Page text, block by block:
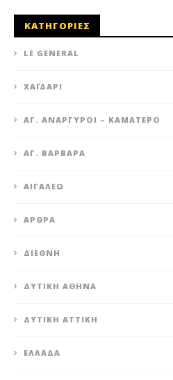
ΚΑΤΗΓΟΡΙΕΣ
LE GENERAL
XΑΪΔΆΡΙ
ΆΓ. ΑΝΆΡΓΥΡΟΙ – KΑΜΑΤΕΡΌ
ΑΓ. ΒΑΡΒΆΡΑ
ΑΙΓΆΛΕΩ
ΆΡΘΡΑ
ΔΙΕΘΝΉ
ΔΥΤΙΚΉ ΑΘΉΝΑ
ΔΥΤΙΚΉ ΑΤΤΙΚΉ
ΕΛΛΆΔΑ